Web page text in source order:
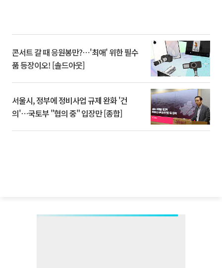
콘서트 갈 때 응원봉만?⋯'최애' 위한 필수
품 등장이오! [솔드아웃]
서울시, 정부에 정비사업 규제 완화 '건
의'⋯국토부 "협의 중" 입장만 [종합]